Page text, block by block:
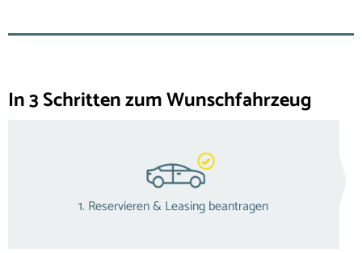
1. Reservieren & Leasing beantragen
In 3 Schritten zum Wunschfahrzeug